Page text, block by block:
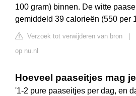
100 gram) binnen. De witte
gemiddeld 39 calorieën (550 per
Verzoek tot verwijderen van bron
op nu.nl
Hoeveel paaseitjes mag
'1-2 pure paaseitjes per dag, en